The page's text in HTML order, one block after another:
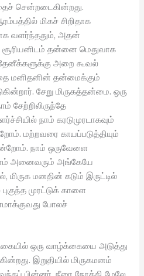
சென்றடைகின்றது.
மிகச் சிறிதாக
வளர்ந்ததும், அதன்
தன்னை மெதுவாக
தேனீக்களுக்கு அறை கூவல்
மனிதனின் தன்மைக்கும்
சேறு மிருகத்தன்மை. ஒரு
சேற்றிலிருந்தே
நாம் கரடுமுரடாகவும்
மற்றவரை காயப்படுத்தியும்
நாம் ஒருவேளை
அனைவரும் அங்கேயே
மனதின் கடும் இருட்டில்
முரட்டுக் காளை
போலச்
ஒரு வாழ்க்கையை அடுத்து
இறுதியில் மிருகமனம்